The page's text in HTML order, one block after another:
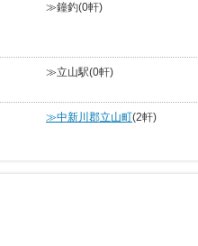
≫鐘釣(0軒)
≫立山駅(0軒)
≫中新川郡立山町(2軒)